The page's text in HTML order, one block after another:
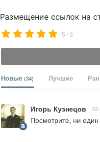
Размещение ссылок на
5 /3
Новые (34) Лучшие
Игорь Кузнецов
Посмотрите, ни